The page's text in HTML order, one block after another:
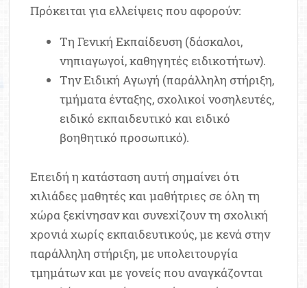
Πρόκειται για ελλείψεις που αφορούν:
Τη Γενική Εκπαίδευση (δάσκαλοι,
νηπιαγωγοί, καθηγητές ειδικοτήτων).
Την Ειδική Αγωγή (παράλληλη στήριξη,
τμήματα ένταξης, σχολικοί νοσηλευτές,
ειδικό εκπαιδευτικό και ειδικό
βοηθητικό προσωπικό).
Επειδή η κατάσταση αυτή σημαίνει ότι
χιλιάδες μαθητές και μαθήτριες σε όλη τη
χώρα ξεκίνησαν και συνεχίζουν τη σχολική
χρονιά χωρίς εκπαιδευτικούς, με κενά στην
παράλληλη στήριξη, με υπολειτουργία
τμημάτων και με γονείς που αναγκάζονται